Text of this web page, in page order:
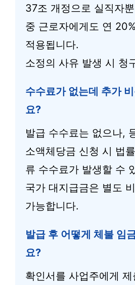
37조 개정으로 실직자
중 근로자에게도 연
적용됩니다.
소정의 사유 발생 시 청
수수료가 없는데 추가
요?
발급 수수료는 없으나,
소액체당금 신청 시 법
류 수수료가 발생할 수
국가 대지급금은 별도
가능합니다.
발급 후 어떻게 체불 임
요?
확인서를 사업주에게